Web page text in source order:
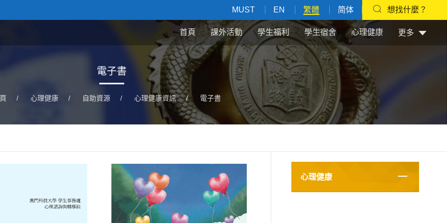
MUST EN 繁體 简体 想找什麼？
首頁 課外活動 學生福利 學生宿舍 心理健康 更多
電子書
/ 心理健康 / 自助資源 / 心理健康資訊 / 電子書
心理健康